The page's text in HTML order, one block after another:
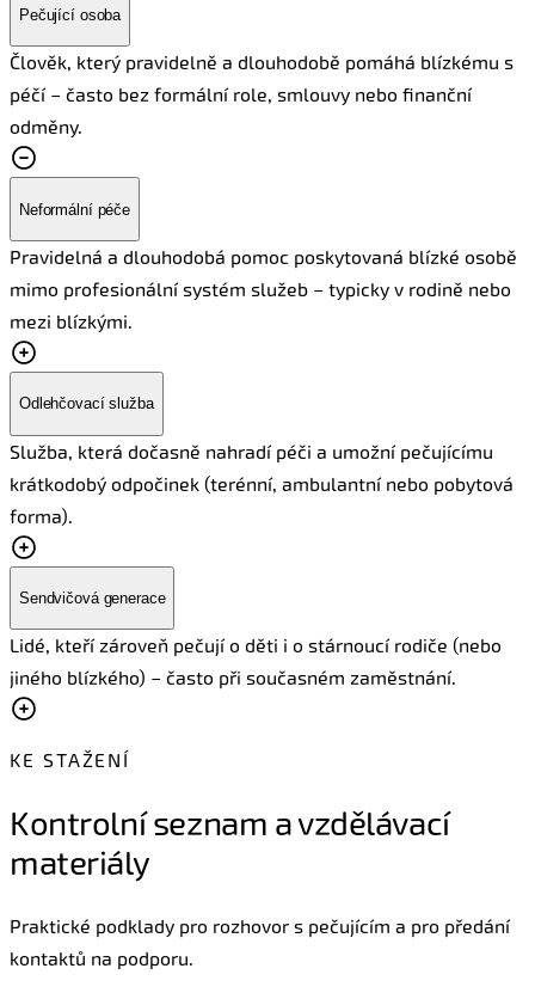
Pečující osoba
Člověk, který pravidelně a dlouhodobě pomáhá blízkému s
péčí – často bez formální role, smlouvy nebo finanční
odměny.
Neformální péče
Pravidelná a dlouhodobá pomoc poskytovaná blízké osobě
mimo profesionální systém služeb – typicky v rodině nebo
mezi blízkými.
Odlehčovací služba
Služba, která dočasně nahradí péči a umožní pečujícímu
krátkodobý odpočinek (terénní, ambulantní nebo pobytová
forma).
Sendvičová generace
Lidé, kteří zároveň pečují o děti i o stárnoucí rodiče (nebo
jiného blízkého) – často při současném zaměstnání.
KE STAŽENÍ
Kontrolní seznam a vzdělávací
materiály
Praktické podklady pro rozhovor s pečujícím a pro předání
kontaktů na podporu.